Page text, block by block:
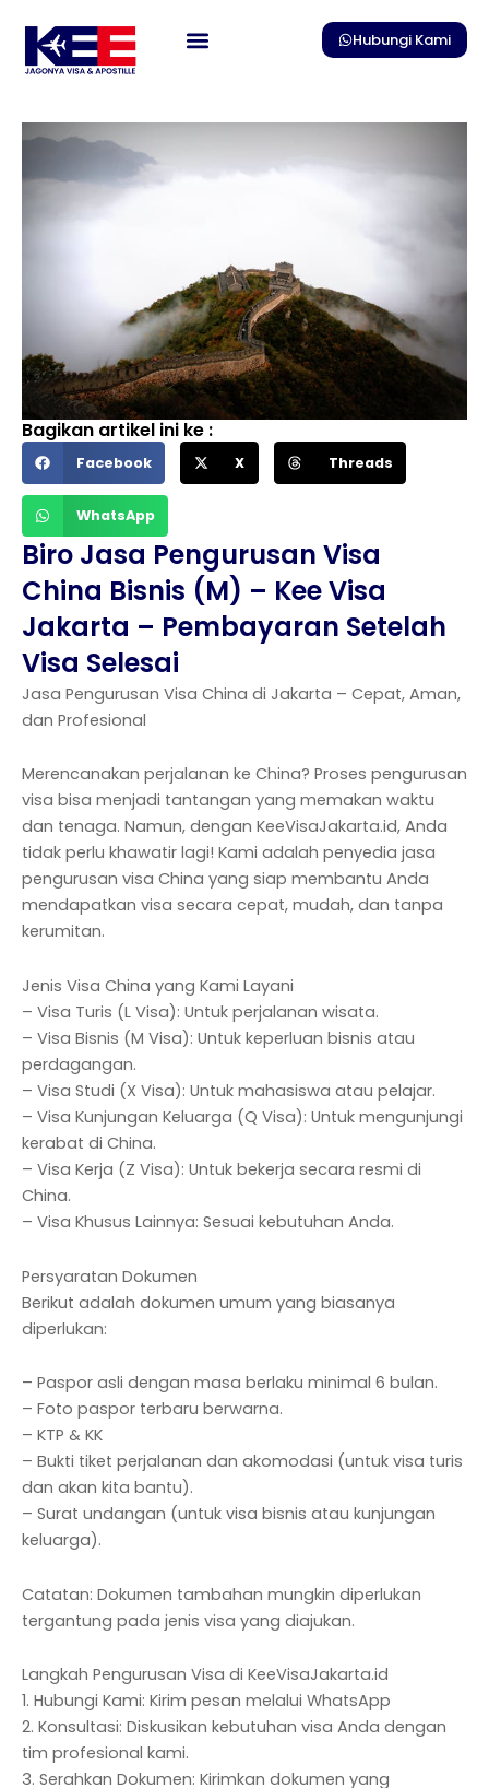
content
Hubungi Kami
Bagikan artikel ini ke :
Facebook X Threads
WhatsApp
Biro Jasa Pengurusan Visa
China Bisnis (M) – Kee Visa
Jakarta – Pembayaran Setelah
Visa Selesai
Jasa Pengurusan Visa China di Jakarta – Cepat, Aman,
dan Profesional
Merencanakan perjalanan ke China? Proses pengurusan
visa bisa menjadi tantangan yang memakan waktu
dan tenaga. Namun, dengan KeeVisaJakarta.id, Anda
tidak perlu khawatir lagi! Kami adalah penyedia jasa
pengurusan visa China yang siap membantu Anda
mendapatkan visa secara cepat, mudah, dan tanpa
kerumitan.
Jenis Visa China yang Kami Layani
– Visa Turis (L Visa): Untuk perjalanan wisata.
– Visa Bisnis (M Visa): Untuk keperluan bisnis atau
perdagangan.
– Visa Studi (X Visa): Untuk mahasiswa atau pelajar.
– Visa Kunjungan Keluarga (Q Visa): Untuk mengunjungi
kerabat di China.
– Visa Kerja (Z Visa): Untuk bekerja secara resmi di
China.
– Visa Khusus Lainnya: Sesuai kebutuhan Anda.
Persyaratan Dokumen
Berikut adalah dokumen umum yang biasanya
diperlukan:
– Paspor asli dengan masa berlaku minimal 6 bulan.
– Foto paspor terbaru berwarna.
– KTP & KK
– Bukti tiket perjalanan dan akomodasi (untuk visa turis
dan akan kita bantu).
– Surat undangan (untuk visa bisnis atau kunjungan
keluarga).
Catatan: Dokumen tambahan mungkin diperlukan
tergantung pada jenis visa yang diajukan.
Langkah Pengurusan Visa di KeeVisaJakarta.id
1. Hubungi Kami: Kirim pesan melalui WhatsApp
2. Konsultasi: Diskusikan kebutuhan visa Anda dengan
tim profesional kami.
3. Serahkan Dokumen: Kirimkan dokumen yang